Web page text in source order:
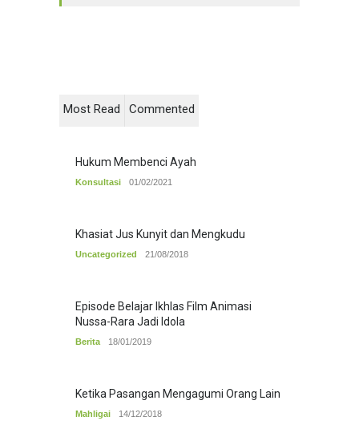
Most Read Commented
Hukum Membenci Ayah
Konsultasi 01/02/2021
Khasiat Jus Kunyit dan Mengkudu
Uncategorized 21/08/2018
Episode Belajar Ikhlas Film Animasi
Nussa-Rara Jadi Idola
Berita 18/01/2019
Ketika Pasangan Mengagumi Orang Lain
Mahligai 14/12/2018